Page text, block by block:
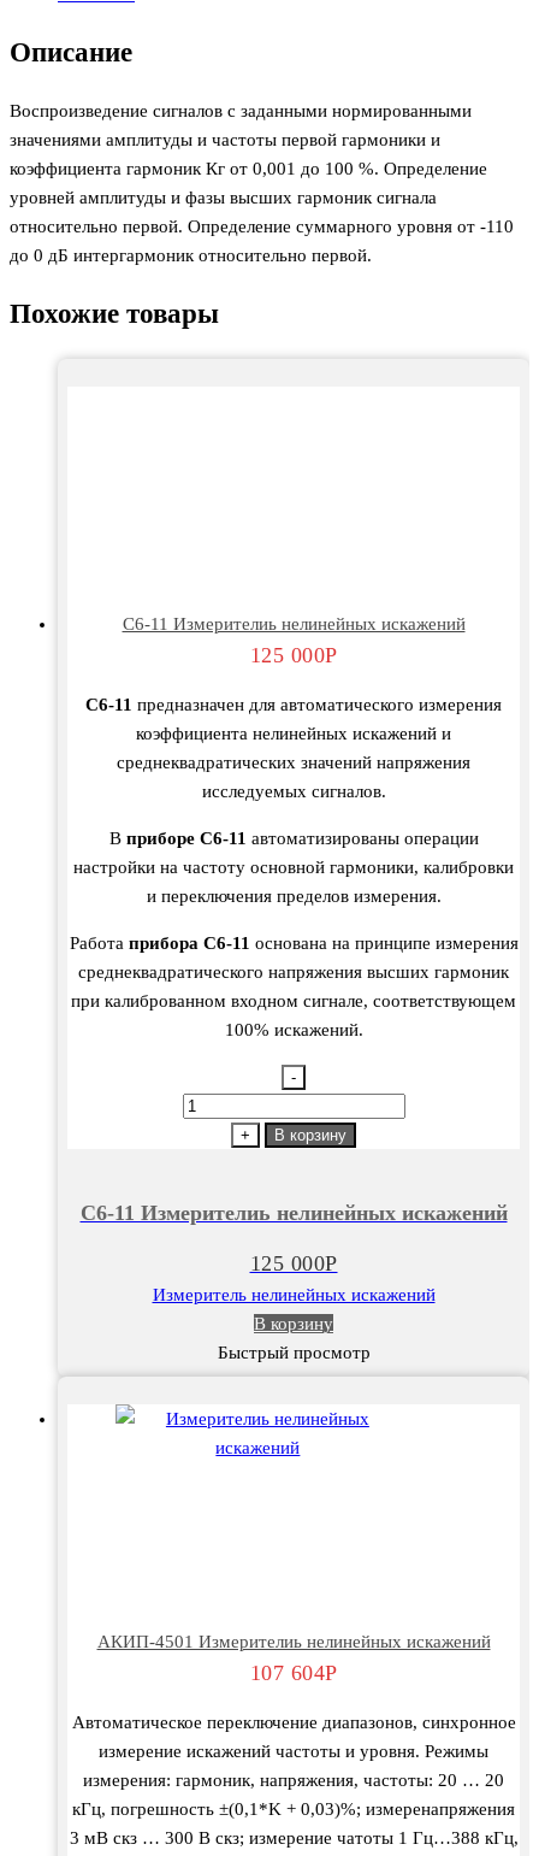
Описание
Воспроизведение сигналов с заданными нормированными
значениями амплитуды и частоты первой гармоники и
коэффициента гармоник Кг от 0,001 до 100 %. Определение
уровней амплитуды и фазы высших гармоник сигнала
относительно первой. Определение суммарного уровня от -110
до 0 дБ интергармоник относительно первой.
Похожие товары
С6-11 Измерителиь нелинейных искажений
125 000Р
С6-11 предназначен для автоматического измерения
коэффициента нелинейных искажений и
среднеквадратических значений напряжения
исследуемых сигналов.
В приборе С6-11 автоматизированы операции
настройки на частоту основной гармоники, калибровки
и переключения пределов измерения.
Работа прибора С6-11 основана на принципе измерения
среднеквадратического напряжения высших гармоник
при калиброванном входном сигнале, соответствующем
100% искажений.
-
Количество
Измерителиь
искажений
+ В корзину
С6-11 Измерителиь нелинейных искажений
125 000Р
Измеритель нелинейных искажений
В корзину
Быстрый просмотр
АКИП-4501 Измерителиь нелинейных искажений
107 604Р
Автоматическое переключение диапазонов, синхронное
измерение искажений частоты и уровня. Режимы
измерения: гармоник, напряжения, частоты: 20 … 20
кГц, погрешность ±(0,1*K + 0,03)%; измеренапряжения
3 мВ скз … 300 В скз; измерение чатоты 1 Гц…388 кГц,